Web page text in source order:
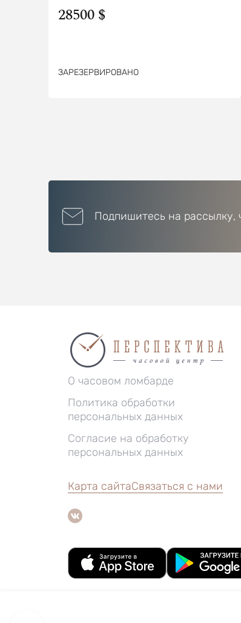
28500 $
ЗАРЕЗЕРВИРОВАНО
Подпишитесь на рассылку,
О часовом ломбарде
Политика обработки
персональных данных
Согласие на обработку
персональных данных
Карта сайтаСвязаться с нами